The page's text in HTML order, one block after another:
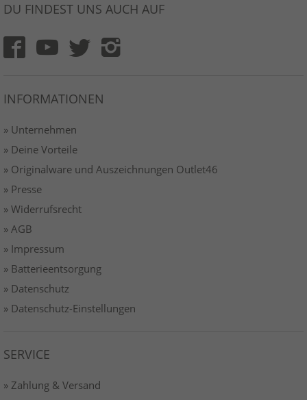
DU FINDEST UNS AUCH AUF
INFORMATIONEN
» Unternehmen
» Deine Vorteile
» Originalware und Auszeichnungen Outlet46
» Presse
» Widerrufsrecht
» AGB
» Impressum
» Batterieentsorgung
» Datenschutz
» Datenschutz-Einstellungen
SERVICE
» Zahlung & Versand